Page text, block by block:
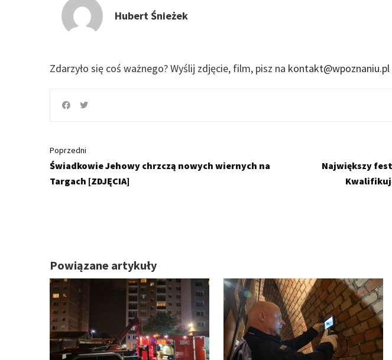
Hubert Śnieżek
Zdarzyło się coś ważnego?Wyślij zdjęcie, film, pisz na kontakt@wpoznaniu.pl
Poprzedni
Świadkowie Jehowy chrzczą nowych wiernych na
Targach [ZDJĘCIA]
Największy
Powiązane artykuły